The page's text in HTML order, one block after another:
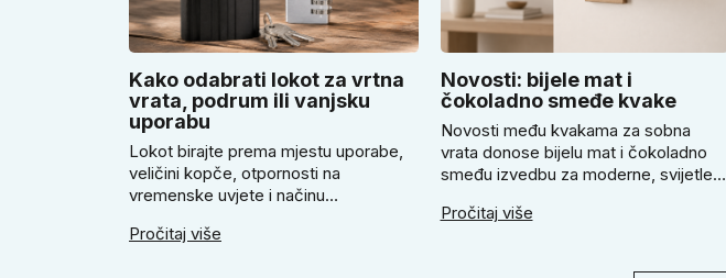
Kako odabrati lokot za vrtna
vrata, podrum ili vanjsku
uporabu
Lokot birajte prema mjestu uporabe,
veličini kopče, otpornosti na
vremenske uvjete i načinu
kada odabrati klasičan lokot na ključ,
Pročitaj više
Novosti: bijele mat i
čokoladno smeđe kvake
Novosti među kvakama za sobna
vrata donose bijelu mat i čokoladno
smeđu izvedbu za moderne, svijetle i
savjetujemo kada odabrati svijetlu
Pročitaj više